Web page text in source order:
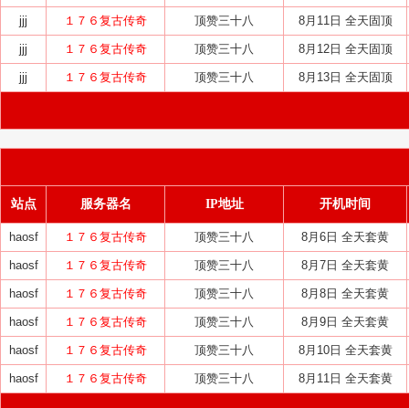
jjj １７６复古传奇 顶赞三十八 8月11日 全天固顶
jjj １７６复古传奇 顶赞三十八 8月12日 全天固顶
jjj １７６复古传奇 顶赞三十八 8月13日 全天固顶
站点 服务器名 IP地址 开机时间
haosf １７６复古传奇 顶赞三十八 8月6日 全天套黄
haosf １７６复古传奇 顶赞三十八 8月7日 全天套黄
haosf １７６复古传奇 顶赞三十八 8月8日 全天套黄
haosf １７６复古传奇 顶赞三十八 8月9日 全天套黄
haosf １７６复古传奇 顶赞三十八 8月10日 全天套黄
haosf １７６复古传奇 顶赞三十八 8月11日 全天套黄